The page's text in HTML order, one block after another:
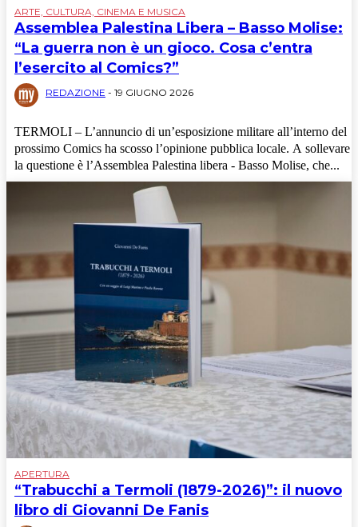
myVoice
Tecnologia e Internet
ARTE, CULTURA, CINEMA E MUSICA
Assemblea Palestina Libera – Basso Molise:
“La guerra non è un gioco. Cosa c’entra
l’esercito al Comics?”
REDAZIONE - 19 GIUGNO 2026
TERMOLI – L’annuncio di un’esposizione militare all’interno del
prossimo Comics ha scosso l’opinione pubblica locale. A sollevare
la questione è l’Assemblea Palestina libera - Basso Molise, che...
APERTURA
“Trabucchi a Termoli (1879-2026)”: il nuovo
libro di Giovanni De Fanis